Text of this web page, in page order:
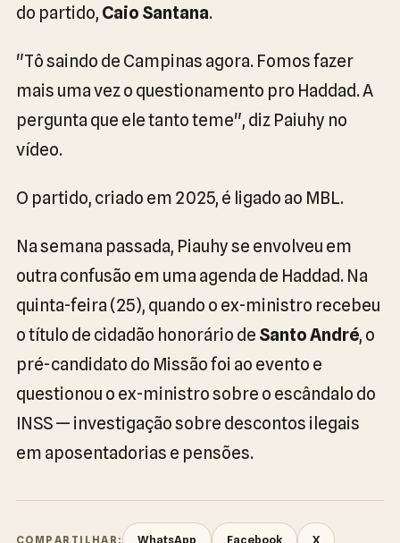
do partido, Caio Santana.
"Tô saindo de Campinas agora. Fomos fazer
mais uma vez o questionamento pro Haddad. A
pergunta que ele tanto teme", diz Paiuhy no
vídeo.
O partido, criado em 2025, é ligado ao MBL.
Na semana passada, Piauhy se envolveu em
outra confusão em uma agenda de Haddad. Na
quinta-feira (25), quando o ex-ministro recebeu
o título de cidadão honorário de Santo André, o
pré-candidato do Missão foi ao evento e
questionou o ex-ministro sobre o escândalo do
INSS — investigação sobre descontos ilegais
em aposentadorias e pensões.
COMPARTILHAR: WhatsApp Facebook X